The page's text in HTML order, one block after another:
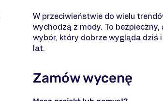
W przeciwieństwie do wielu
wychodzą z mody. To
wybór, który dobrze wygląda dziś
lat.
Zamów wycenę